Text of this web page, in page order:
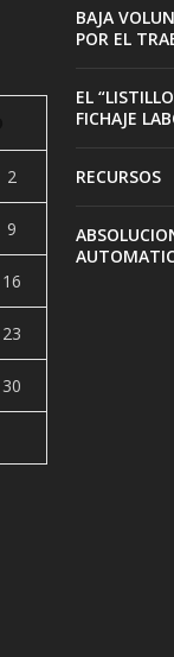
2
9
16
23
30
BAJA
POR EL
EL
FICHAJE
RECURSOS